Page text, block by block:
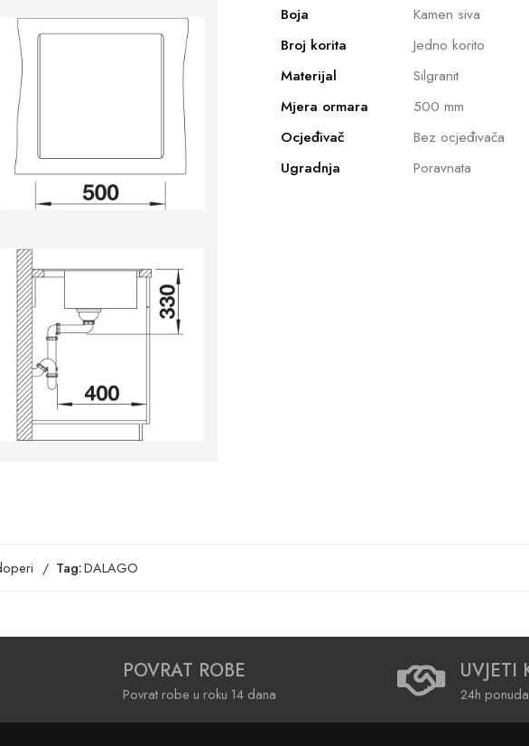
Boja
Kamen siva
Broj korita
Jedno korito
Materijal
Silgranit
Mjera ormara
500 mm
Ocjeđivač
Bez ocjeđivača
Ugradnja
Poravnata
Tag:DALAGO
POVRAT ROBE
Povrat robe u roku 14 dana
UVJETI
24h